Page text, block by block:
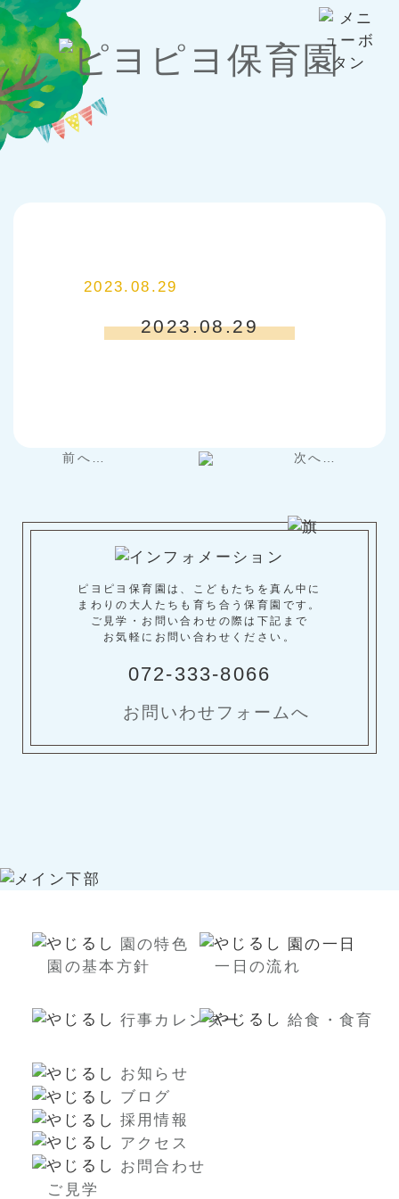
2023.08.29
2023.08.29
前へ… 次へ…
ピヨピヨ保育園は、こどもたちを真ん中に
まわりの大人たちも育ち合う保育園です。
ご見学・お問い合わせの際は下記まで
お気軽にお問い合わせください。
072-333-8066
お問いわせフォームへ
園の特色
園の基本方針
園の一日
一日の流れ
行事カレンダー 給食・食育
お知らせ
ブログ
採用情報
アクセス
お問合わせ
ご見学